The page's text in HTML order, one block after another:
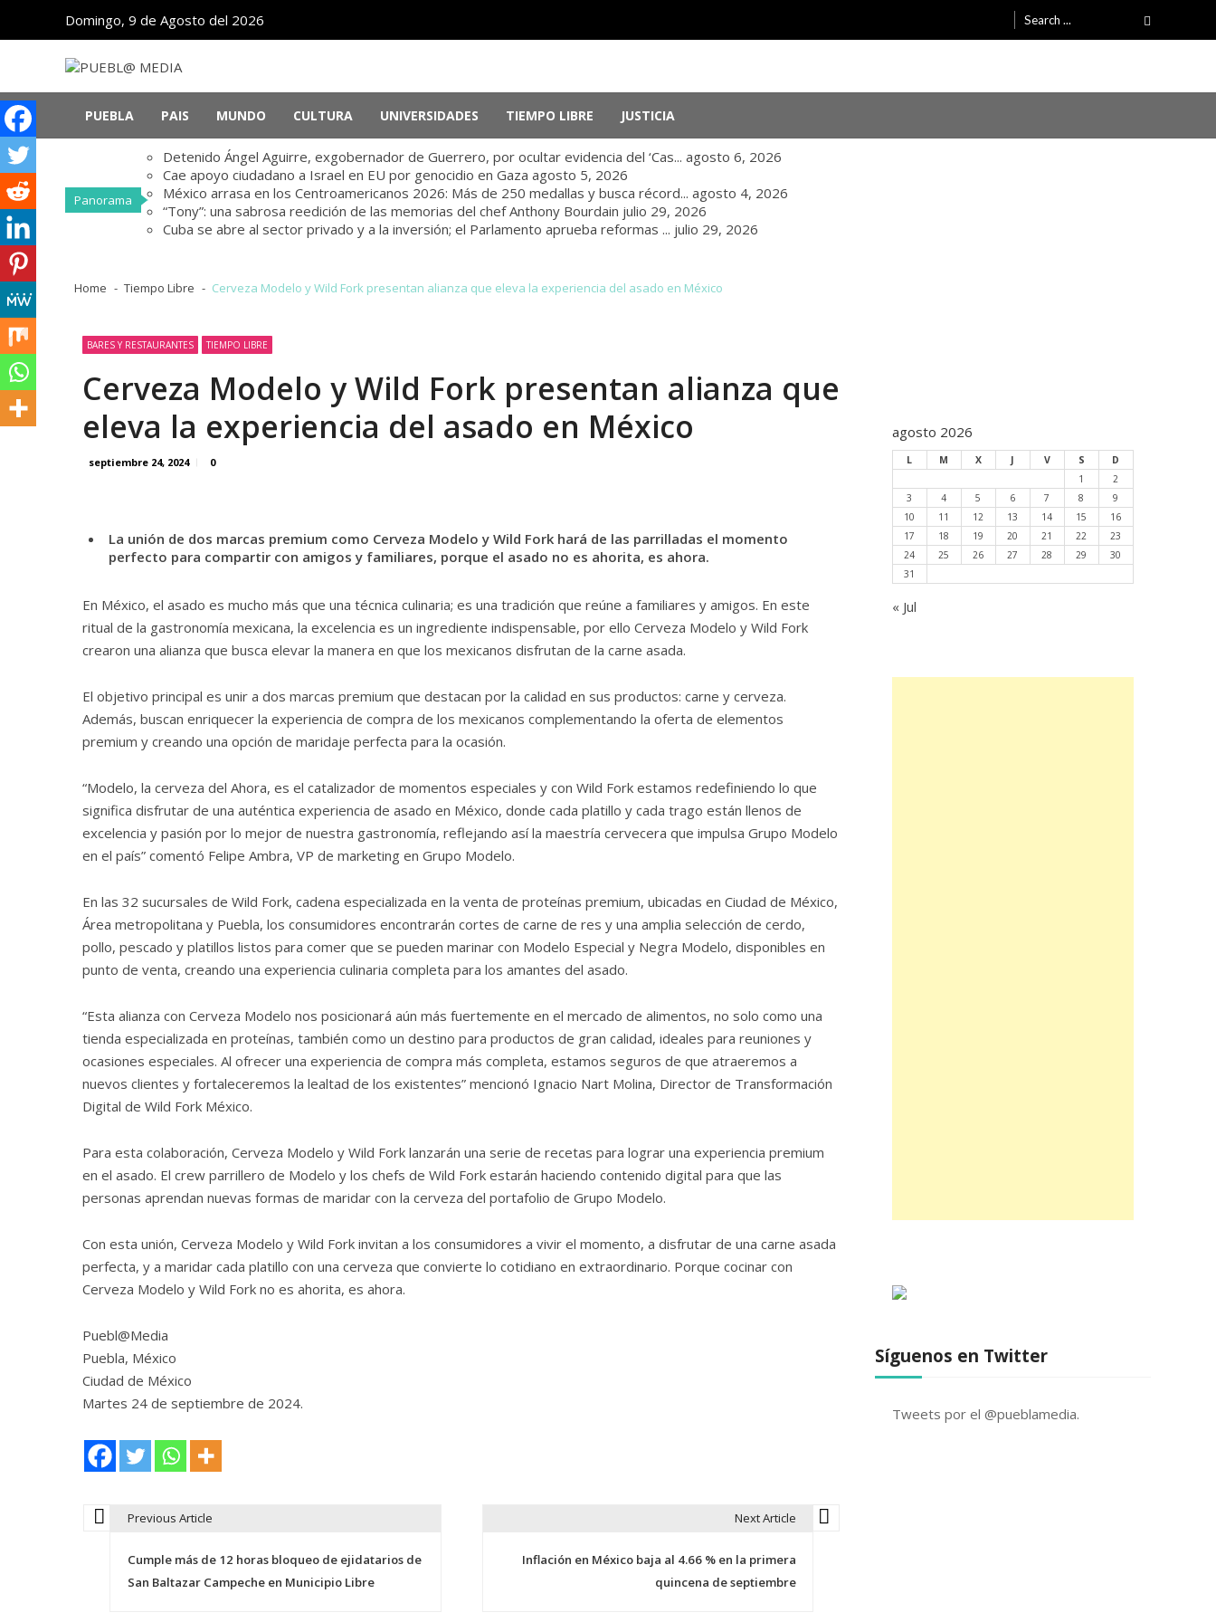
navigation
content
Domingo, 9 de Agosto del 2026
Search
for:
PUEBL@ MEDIA
Noticias de Puebla, México y el mundo
PUEBLA PAIS MUNDO CULTURA UNIVERSIDADES TIEMPO LIBRE JUSTICIA
Panorama
Detenido Ángel Aguirre, exgobernador de Guerrero, por ocultar evidencia del ‘Cas... agosto 6, 2026
Cae apoyo ciudadano a Israel en EU por genocidio en Gaza agosto 5, 2026
México arrasa en los Centroamericanos 2026: Más de 250 medallas y busca récord... agosto 4, 2026
“Tony”: una sabrosa reedición de las memorias del chef Anthony Bourdain julio 29, 2026
Cuba se abre al sector privado y a la inversión; el Parlamento aprueba reformas ... julio 29, 2026
Home Tiempo Libre Cerveza Modelo y Wild Fork presentan alianza que eleva la experiencia del asado en México
BARES Y RESTAURANTES TIEMPO LIBRE
Cerveza Modelo y Wild Fork presentan alianza que
eleva la experiencia del asado en México
septiembre 24, 2024 0
La unión de dos marcas premium como Cerveza Modelo y Wild Fork hará de las parrilladas el momento
perfecto para compartir con amigos y familiares, porque el asado no es ahorita, es ahora.
En México, el asado es mucho más que una técnica culinaria; es una tradición que reúne a familiares y amigos. En este
ritual de la gastronomía mexicana, la excelencia es un ingrediente indispensable, por ello Cerveza Modelo y Wild Fork
crearon una alianza que busca elevar la manera en que los mexicanos disfrutan de la carne asada.
El objetivo principal es unir a dos marcas premium que destacan por la calidad en sus productos: carne y cerveza.
Además, buscan enriquecer la experiencia de compra de los mexicanos complementando la oferta de elementos
premium y creando una opción de maridaje perfecta para la ocasión.
“Modelo, la cerveza del Ahora, es el catalizador de momentos especiales y con Wild Fork estamos redefiniendo lo que
significa disfrutar de una auténtica experiencia de asado en México, donde cada platillo y cada trago están llenos de
excelencia y pasión por lo mejor de nuestra gastronomía, reflejando así la maestría cervecera que impulsa Grupo Modelo
en el país” comentó Felipe Ambra, VP de marketing en Grupo Modelo.
En las 32 sucursales de Wild Fork, cadena especializada en la venta de proteínas premium, ubicadas en Ciudad de México,
Área metropolitana y Puebla, los consumidores encontrarán cortes de carne de res y una amplia selección de cerdo,
pollo, pescado y platillos listos para comer que se pueden marinar con Modelo Especial y Negra Modelo, disponibles en
punto de venta, creando una experiencia culinaria completa para los amantes del asado.
“Esta alianza con Cerveza Modelo nos posicionará aún más fuertemente en el mercado de alimentos, no solo como una
tienda especializada en proteínas, también como un destino para productos de gran calidad, ideales para reuniones y
ocasiones especiales. Al ofrecer una experiencia de compra más completa, estamos seguros de que atraeremos a
nuevos clientes y fortaleceremos la lealtad de los existentes” mencionó Ignacio Nart Molina, Director de Transformación
Digital de Wild Fork México.
Para esta colaboración, Cerveza Modelo y Wild Fork lanzarán una serie de recetas para lograr una experiencia premium
en el asado. El crew parrillero de Modelo y los chefs de Wild Fork estarán haciendo contenido digital para que las
personas aprendan nuevas formas de maridar con la cerveza del portafolio de Grupo Modelo.
Con esta unión, Cerveza Modelo y Wild Fork invitan a los consumidores a vivir el momento, a disfrutar de una carne asada
perfecta, y a maridar cada platillo con una cerveza que convierte lo cotidiano en extraordinario. Porque cocinar con
Cerveza Modelo y Wild Fork no es ahorita, es ahora.
Puebl@Media
Puebla, México
Ciudad de México
Martes 24 de septiembre de 2024.
Previous Article
Cumple más de 12 horas bloqueo de ejidatarios de
San Baltazar Campeche en Municipio Libre
Next Article
Inflación en México baja al 4.66 % en la primera
quincena de septiembre
agosto 2026
L M X J V S
D
1
2
3
4 5 6 7 8
9
10
11 12 13 14 15
16
17
18 19 20 21 22
23
24
25 26 27 28 29
30
31
« Jul
Síguenos en Twitter
Tweets por el @pueblamedia.